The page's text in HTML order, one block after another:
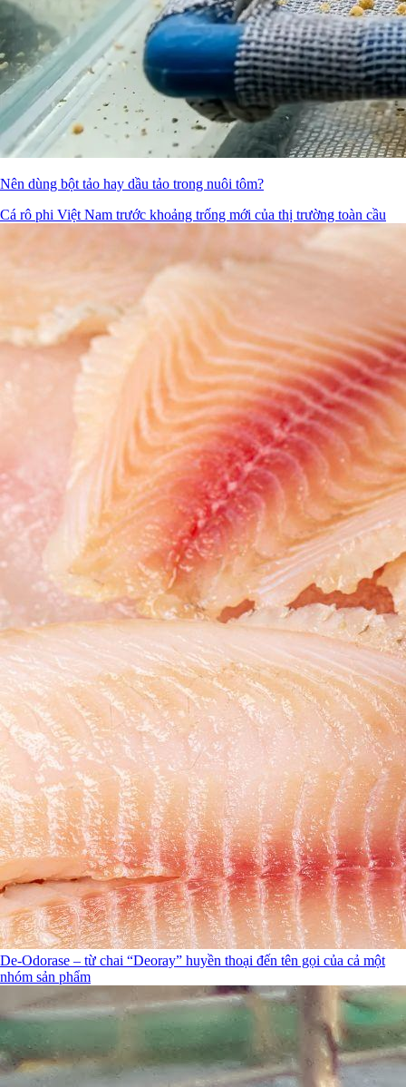
Nên dùng bột tảo hay dầu tảo trong nuôi tôm?
Cá rô phi Việt Nam trước khoảng trống mới của thị trường toàn cầu
De-Odorase – từ chai “Deoray” huyền thoại đến tên gọi của cả một
nhóm sản phẩm